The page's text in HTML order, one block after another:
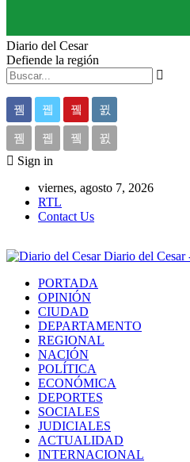
Diario del Cesar
Defiende la región
Sign in
viernes, agosto 7, 2026
RTL
Contact Us
Diario del Cesar
PORTADA
OPINIÓN
CIUDAD
DEPARTAMENTO
REGIONAL
NACIÓN
POLÍTICA
ECONÓMICA
DEPORTES
SOCIALES
JUDICIALES
ACTUALIDAD
INTERNACIONAL